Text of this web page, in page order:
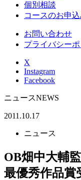
個別相談
コースのお申
お問い合わせ
プライバシー
X
Instagram
Facebook
ニュースNEWS
2011.10.17
ニュース
OB畑中大輔
最優秀作品賞